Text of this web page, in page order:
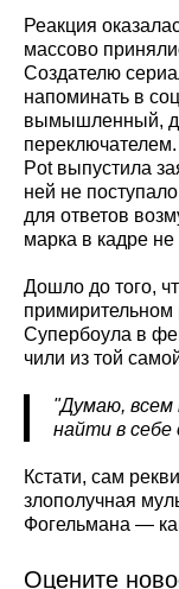
Реакция
массово
Создателю
напоминать в
вымышленный,
Pot выпустила
ней не
для ответов
марка в кадре
Дошло до того,
примирительном
Супербоула в
чили из той
"Думаю, всем
найти в себе
Кстати, сам
злополучная
Фогельмана —
Оцените